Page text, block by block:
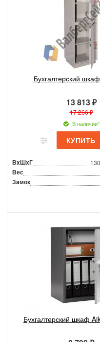
Бухгалтерский
13 813 ₽
17 266 ₽
В наличии*
ВxШxГ
Вес
Замок
Бухгалтерский шкаф